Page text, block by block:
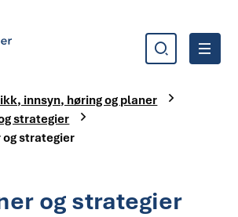
Søk Meny
innsyn, høring og planer
strategier
strategier
og strategier